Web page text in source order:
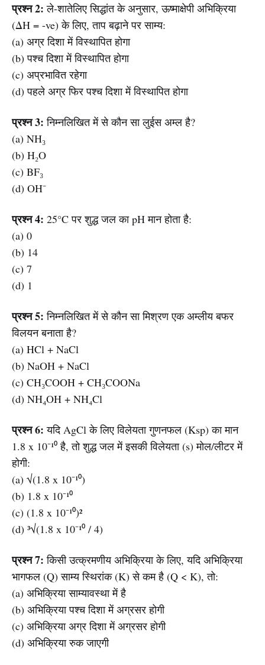
प्रश्न 2: ले-शातेलिए सिद्धांत के अनुसार, ऊष्माक्षेपी अभिक्रिया
(ΔH = -ve) के लिए, ताप बढ़ाने पर साम्य:
(a) अग्र दिशा में विस्थापित होगा
(b) पश्च दिशा में विस्थापित होगा
(c) अप्रभावित रहेगा
(d) पहले अग्र फिर पश्च दिशा में विस्थापित होगा
प्रश्न 3: निम्नलिखित में से कौन सा लुईस अम्ल है?
(a) NH₃
(b) H₂O
(c) BF₃
(d) OH⁻
प्रश्न 4: 25°C पर शुद्ध जल का pH मान होता है:
(a) 0
(b) 14
(c) 7
(d) 1
प्रश्न 5: निम्नलिखित में से कौन सा मिश्रण एक अम्लीय बफर
विलयन बनाता है?
(a) HCl + NaCl
(b) NaOH + NaCl
(c) CH₃COOH + CH₃COONa
(d) NH₄OH + NH₄Cl
प्रश्न 6: यदि AgCl के लिए विलेयता गुणनफल (Ksp) का मान
1.8 x 10⁻¹⁰ है, तो शुद्ध जल में इसकी विलेयता (s) मोल/लीटर में
होगी:
(a) √(1.8 x 10⁻¹⁰)
(b) 1.8 x 10⁻¹⁰
(c) (1.8 x 10⁻¹⁰)²
(d) ³√(1.8 x 10⁻¹⁰ / 4)
प्रश्न 7: किसी उत्क्रमणीय अभिक्रिया के लिए, यदि अभिक्रिया
भागफल (Q) साम्य स्थिरांक (K) से कम है (Q < K), तो:
(a) अभिक्रिया साम्यावस्था में है
(b) अभिक्रिया पश्च दिशा में अग्रसर होगी
(c) अभिक्रिया अग्र दिशा में अग्रसर होगी
(d) अभिक्रिया रुक जाएगी